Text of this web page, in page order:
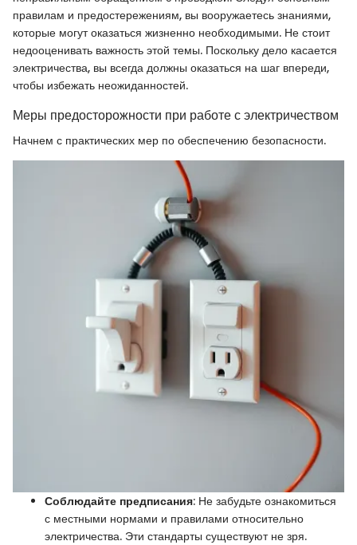
правилам и предостережениям, вы вооружаетесь знаниями,
которые могут оказаться жизненно необходимыми. Не стоит
недооценивать важность этой темы. Поскольку дело касается
электричества, вы всегда должны оказаться на шаг впереди,
чтобы избежать неожиданностей.
Меры предосторожности при работе с электричеством
Начнем с практических мер по обеспечению безопасности.
Соблюдайте предписания: Не забудьте ознакомиться
с местными нормами и правилами относительно
электричества. Эти стандарты существуют не зря.